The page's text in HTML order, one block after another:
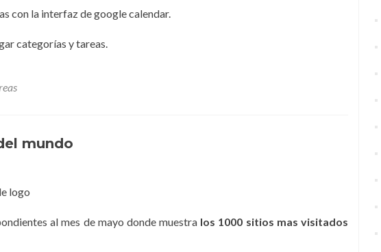
con la interfaz de google calendar.
categorías y tareas.
mundo
al mes de mayo donde muestra los 1000 sitios mas visitados